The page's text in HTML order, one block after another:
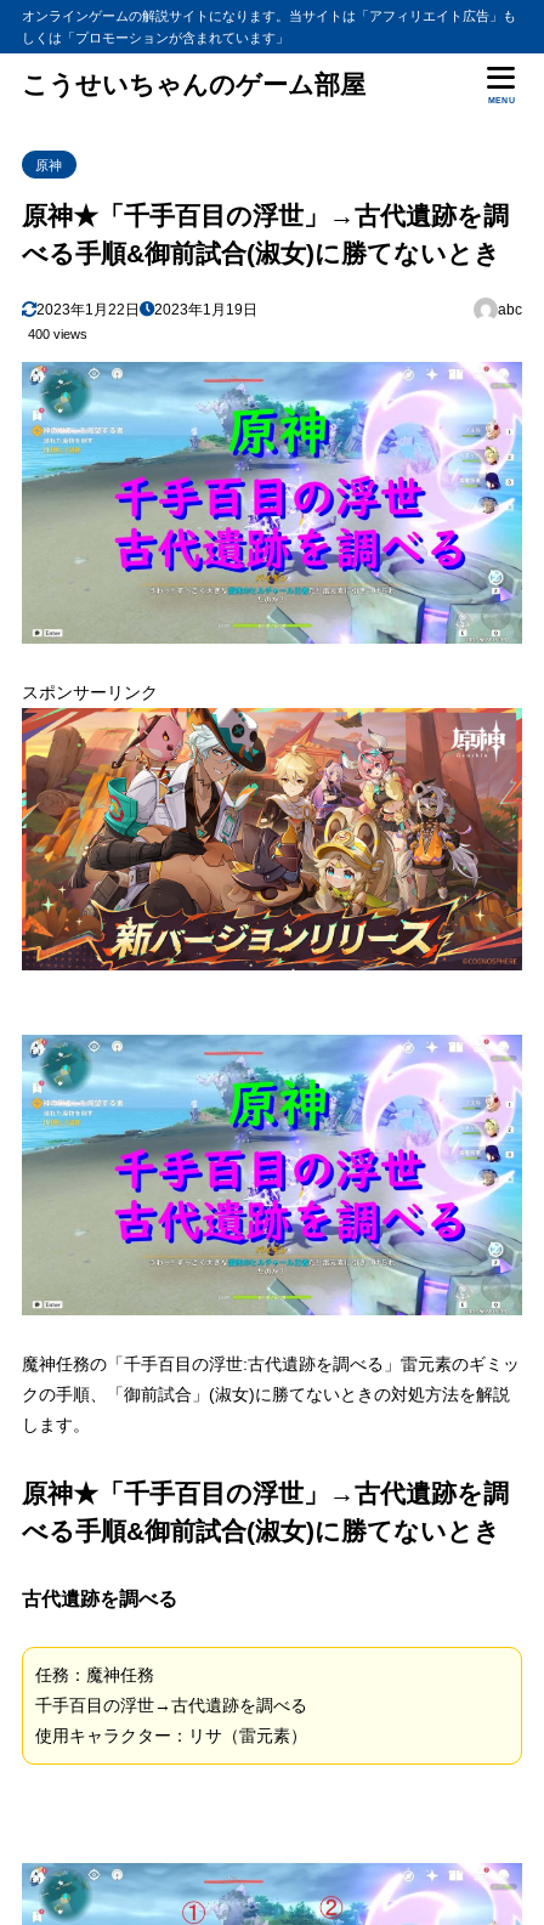
オンラインゲームの解説サイトになります。当サイトは「アフィリエイト広告」も
しくは「プロモーションが含まれています」
こうせいちゃんのゲーム部屋
MENU
原神
原神★「千手百目の浮世」→古代遺跡を調
べる手順&御前試合(淑女)に勝てないとき
2023年1月22日 2023年1月19日 abc
400 views
スポンサーリンク
魔神任務の「千手百目の浮世:古代遺跡を調べる」雷元素のギミッ
クの手順、「御前試合」(淑女)に勝てないときの対処方法を解説
します。
原神★「千手百目の浮世」→古代遺跡を調
べる手順&御前試合(淑女)に勝てないとき
古代遺跡を調べる
任務：魔神任務
千手百目の浮世→古代遺跡を調べる
使用キャラクター：リサ（雷元素）